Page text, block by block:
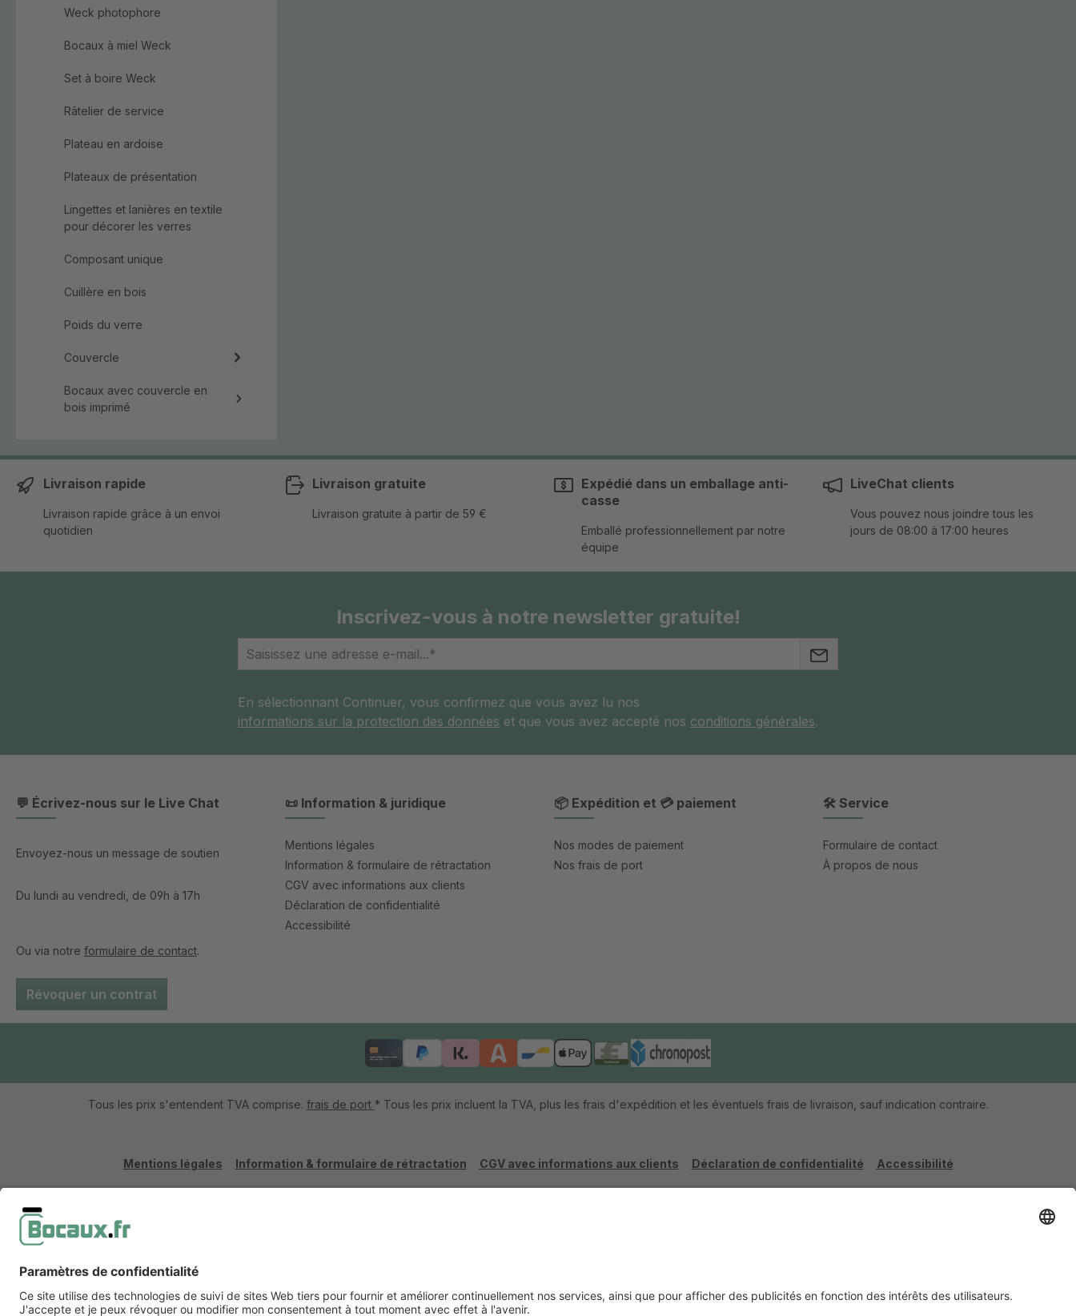
Weck photophore
Bocaux à miel Weck
Set à boire Weck
Râtelier de service
Plateau en ardoise
Plateaux de présentation
Lingettes et lanières en textile
pour décorer les verres
Composant unique
Cuillère en bois
Poids du verre
Couvercle
Bocaux avec couvercle en
bois imprimé
Livraison rapide
Livraison rapide grâce à un envoi
quotidien
Livraison gratuite
Livraison gratuite à partir de 59 €
Expédié dans un emballage anti-
casse
Emballé professionnellement par notre
équipe
LiveChat clients
Vous pouvez nous joindre tous les
jours de 08:00 à 17:00 heures
Inscrivez-vous à notre newsletter gratuite!
En sélectionnant Continuer, vous confirmez que vous avez lu nos
informations sur la protection des données et que vous avez accepté nos conditions générales.
💬 Écrivez-nous sur le Live Chat
Envoyez-nous un message de soutien
Du lundi au vendredi, de 09h à 17h
Ou via notre formulaire de contact.
Révoquer un contrat
📜 Information & juridique
Mentions légales
Information & formulaire de rétractation
CGV avec informations aux clients
Déclaration de confidentialité
Accessibilité
📦 Expédition et 💳 paiement
Nos modes de paiement
Nos frais de port
🛠 Service
Formulaire de contact
À propos de nous
Tous les prix s'entendent TVA comprise. frais de port * Tous les prix incluent la TVA, plus les frais d'expédition et les éventuels frais de livraison, sauf indication contraire.
Mentions légales Information & formulaire de rétractation CGV avec informations aux clients Déclaration de confidentialité Accessibilité